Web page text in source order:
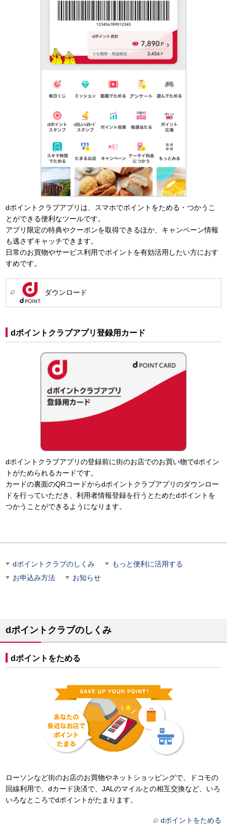
dポイントクラブアプリは、スマホでポイントをためる・つかうこ
とができる便利なツールです。
アプリ限定の特典やクーポンを取得できるほか、キャンペーン情報
も逃さずキャッチできます。
日常のお買物やサービス利用でポイントを有効活用したい方におす
すめです。
ダウンロード
dポイントクラブアプリ登録用カード
dポイントクラブアプリの登録前に街のお店でのお買い物でdポイン
トがためられるカードです。
カードの裏面のQRコードからdポイントクラブアプリのダウンロー
ドを行っていただき、利用者情報登録を行うとためたdポイントを
つかうことができるようになります。
dポイントクラブのしくみ
もっと便利に活用する
お申込み方法
お知らせ
dポイントクラブのしくみ
dポイントをためる
ローソンなど街のお店のお買物やネットショッピングで、ドコモの
回線利用で、dカード決済で、JALのマイルとの相互交換など、いろ
いろなところでdポイントがたまります。
dポイントをためる